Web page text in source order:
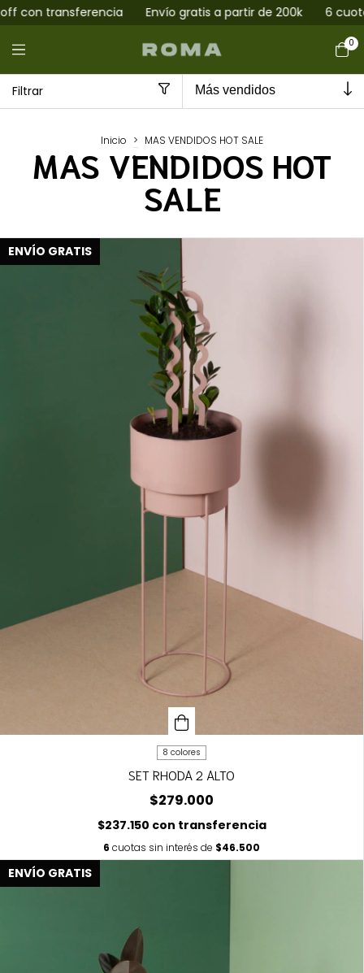
a partir de 200k 6 cuotas sin interés 15% off con
0
Filtrar
Inicio > MAS VENDIDOS HOT SALE
MAS VENDIDOS HOT
SALE
ENVÍO GRATIS
8 colores
SET RHODA 2 ALTO
$279.000
$237.150 con transferencia
6 cuotas sin interés de $46.500
ENVÍO GRATIS